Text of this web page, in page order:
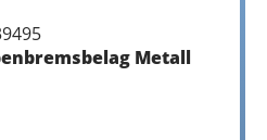
Metall